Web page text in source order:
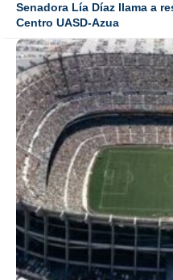
Senadora Lía Díaz llama a
Centro UASD-Azua